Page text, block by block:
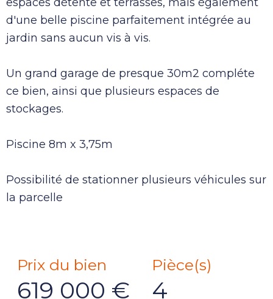
espaces détente et terrasses, mais également
d'une belle piscine parfaitement intégrée au
jardin sans aucun vis à vis.
Un grand garage de presque 30m2 compléte
ce bien, ainsi que plusieurs espaces de
stockages.
Piscine 8m x 3,75m
Possibilité de stationner plusieurs véhicules sur
la parcelle
Prix du bien
619 000 €
Pièce(s)
4